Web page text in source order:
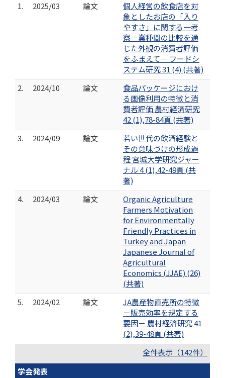
1.
2025/03 論文
個人経営の飲食店を対
象としたお店の「入り
やすさ」に関する一考
察―業種間の比較を通
じた外観の消費者評価
をふまえて― フードシ
ステム研究 31 (4) (共著)
2.
2024/10 論文
食品パッケージにおけ
る画像利用の特徴と消
費者評価 農村経済研究
42 (1),78-84頁 (共著)
3.
2024/09 論文
若い世代の飲酒経験と
その意味づけの形成過
程 宮城大学研究ジャー
ナル 4 (1),42-49頁 (共
著)
4.
2024/03 論文
Organic Agriculture
Farmers Motivation
for Environmentally
Friendly Practices in
Turkey and Japan
Japanese Journal of
Agricultural
Economics (JJAE) (26)
(共著)
5.
2024/02 論文
JA農産物直売所の特徴
－販売効率を規定する
要因－ 農村経済研究 41
(2),39-48頁 (共著)
全件表示（142件）
学会発表